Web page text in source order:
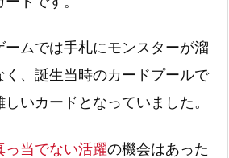
ムでは手札にモンスターが溜
く、誕生当時のカードプールで
いカードとなっていました。
っ当でない活躍の機会はあった